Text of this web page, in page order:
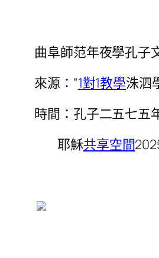
曲阜師范年夜學孔子
來源：“1對1教學洙泗
時間：孔子二五七五
耶穌共享空間